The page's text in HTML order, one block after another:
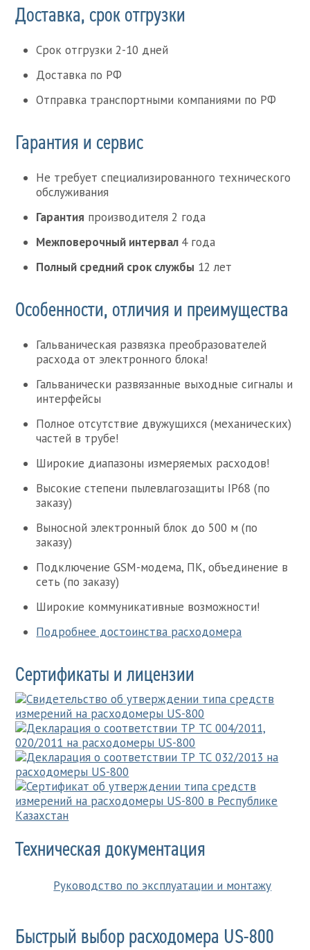
Доставка, срок отгрузки
Срок отгрузки 2-10 дней
Доставка по РФ
Отправка транспортными компаниями по РФ
Гарантия и сервис
Не требует специализированного технического
обслуживания
Гарантия производителя 2 года
Межповерочный интервал 4 года
Полный средний срок службы 12 лет
Особенности, отличия и преимущества
Гальваническая развязка преобразователей
расхода от электронного блока!
Гальванически развязанные выходные сигналы и
интерфейсы
Полное отсутствие двужущихся (механических)
частей в трубе!
Широкие диапазоны измеряемых расходов!
Высокие степени пылевлагозащиты IP68 (по
заказу)
Выносной электронный блок до 500 м (по
заказу)
Подключение GSM-модема, ПК, объединение в
сеть (по заказу)
Широкие коммуникативные возможности!
Подробнее достоинства расходомера
Сертификаты и лицензии
Техническая документация
Руководство по эксплуатации и монтажу
Быстрый выбор расходомера US-800